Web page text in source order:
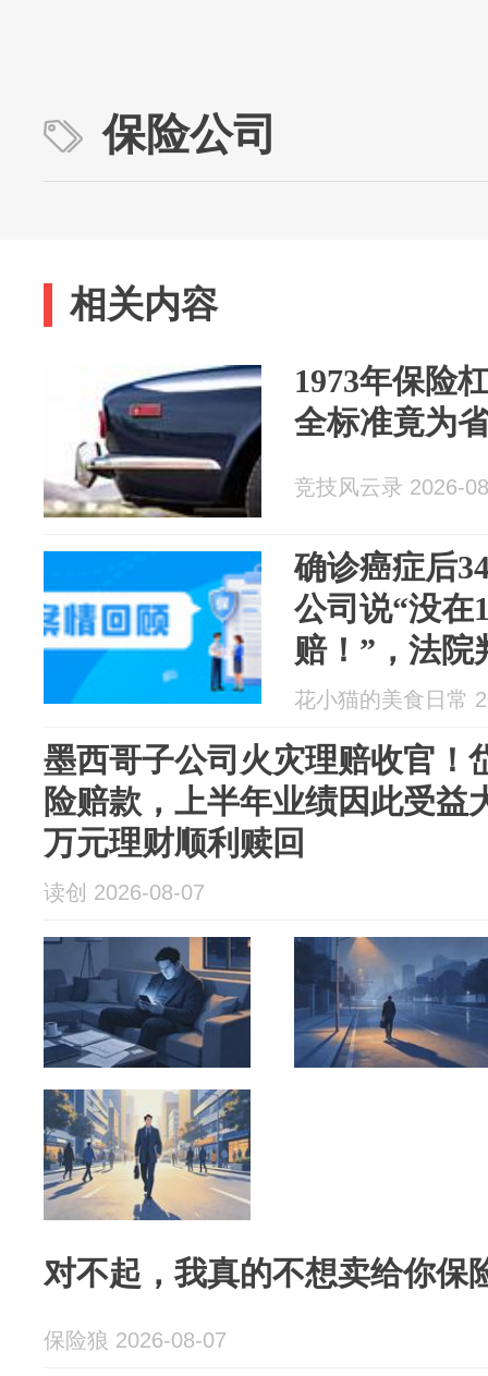
保险公司
相关内容
1973年保险
全标准竟为
竞技风云录 2026-
确诊癌症后
公司说“没在
赔！”，法院
花小猫的美食日常
墨西哥子公司火灾理赔收官！
险赔款，上半年业绩因此受益
万元理财顺利赎回
读创 2026-08-07
对不起，我真的不想卖给你保
保险狼 2026-08-07